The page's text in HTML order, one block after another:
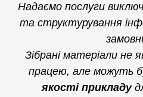
Надаємо послуги
та структурування
Зібрані матеріали не
працею, але можуть
якості прикладу